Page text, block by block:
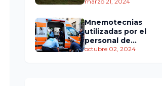
personas murieron
Mnemotecnias
utilizadas por el
personal de
atención
octubre 02, 2024